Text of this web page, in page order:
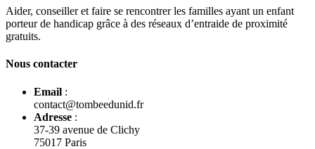
Aider, conseiller et faire se rencontrer les familles ayant un enfant
porteur de handicap grâce à des réseaux d’entraide de proximité
gratuits.
Nous contacter
Email :
contact@tombeedunid.fr
Adresse :
37-39 avenue de Clichy
75017 Paris